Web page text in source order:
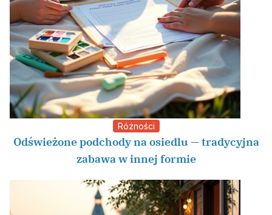
Różności
Odświeżone podchody na osiedlu — tradycyjna
zabawa w innej formie